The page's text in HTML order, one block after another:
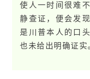
使人一时间很难
静查证，便会发
是川普本人的口
也未给出明确证实